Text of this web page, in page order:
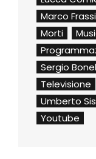
Marco
Morti
Sergio
Televisione
Umberto
Youtube